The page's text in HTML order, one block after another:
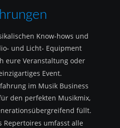
Know-hows und
und Licht- Equipment
eure Veranstaltung oder
Event.
im Musik Business
den perfekten Musikmix,
füllt.
Repertoires umfasst alle